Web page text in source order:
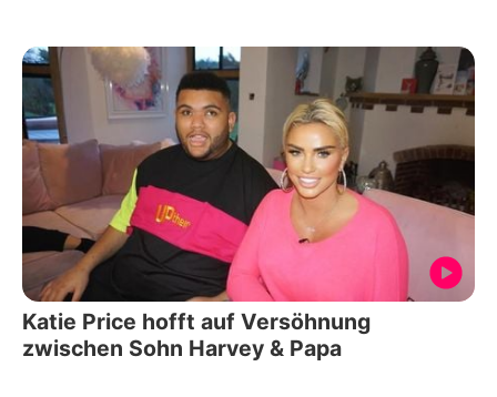
Katie Price hofft auf Versöhnung
zwischen Sohn Harvey & Papa